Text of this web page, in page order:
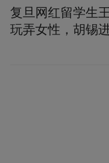
复旦网红留学生
玩弄女性，胡锡